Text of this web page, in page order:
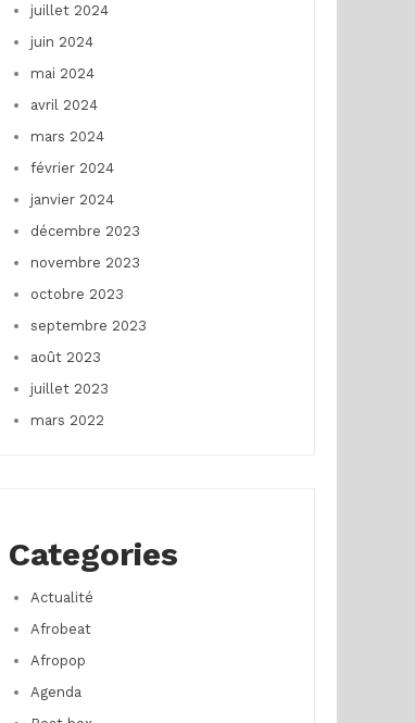
juillet 2024
juin 2024
mai 2024
avril 2024
mars 2024
février 2024
janvier 2024
décembre 2023
novembre 2023
octobre 2023
septembre 2023
août 2023
juillet 2023
mars 2022
Categories
Actualité
Afrobeat
Afropop
Agenda